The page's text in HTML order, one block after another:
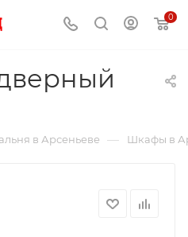
0
в Арсеньеве — Шкафы в